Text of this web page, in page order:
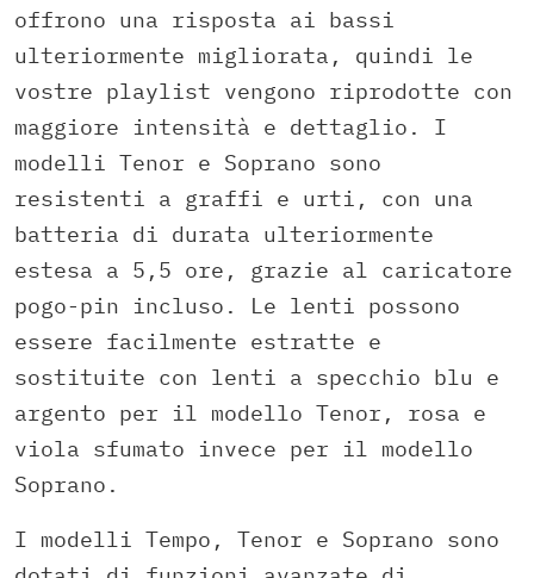
offrono una risposta ai bassi
ulteriormente migliorata, quindi le
vostre playlist vengono riprodotte con
maggiore intensità e dettaglio. I
modelli Tenor e Soprano sono
resistenti a graffi e urti, con una
batteria di durata ulteriormente
estesa a 5,5 ore, grazie al caricatore
pogo-pin incluso. Le lenti possono
essere facilmente estratte e
sostituite con lenti a specchio blu e
argento per il modello Tenor, rosa e
viola sfumato invece per il modello
Soprano.
I modelli Tempo, Tenor e Soprano sono